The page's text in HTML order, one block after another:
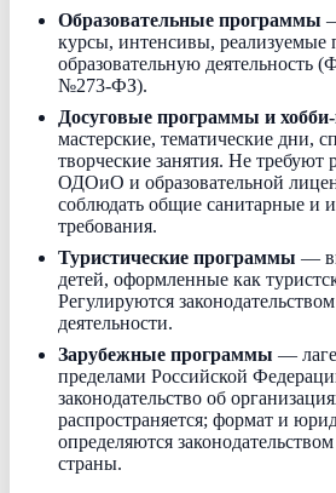
Образовательные программы
курсы, интенсивы, реализуемые
образовательную деятельность
№273-ФЗ).
Досуговые программы и
мастерские, тематические дни,
творческие занятия. Не требуют
ОДОиО и образовательной
соблюдать общие санитарные и
требования.
Туристические программы —
детей, оформленные как
Регулируются
деятельности.
Зарубежные программы —
пределами Российской
законодательство об
распространяется; формат и
определяются
страны.